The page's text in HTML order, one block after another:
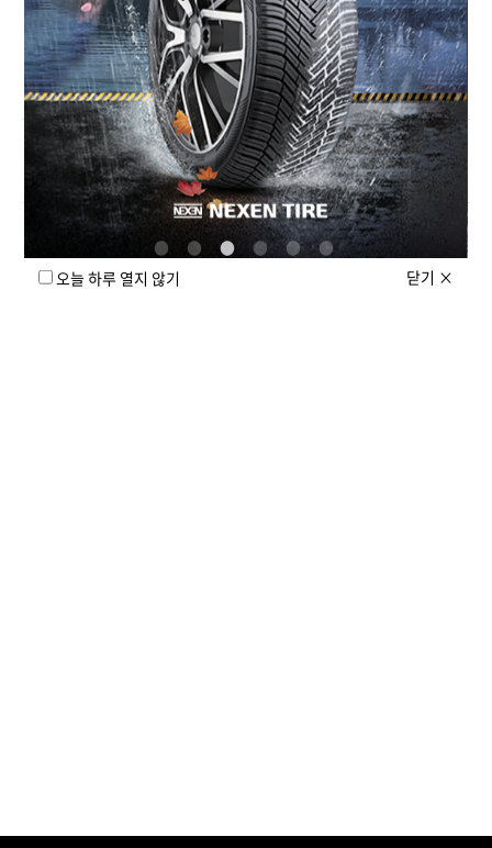
2. 최적화 피치 배열: 타이어 숄더 안쪽부터 트레드 중앙까지
최적의 조합으로 설계된 가변 피치를 적용하여 주행 중 소음을
저감시켰습니다.
넥센타이어 SUV 타이어 라인업을 비교해주세요 +
넥센타이어 라인업별 타입은?
오늘 하루 열지 않기 닫기 ×